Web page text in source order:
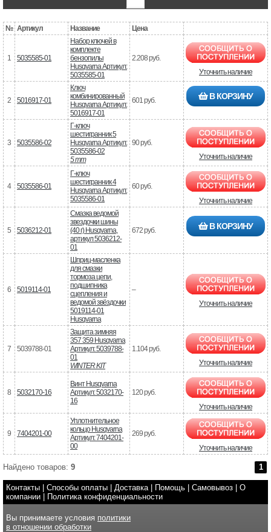
№ Артикул Название Цена
1 5035585-01
Набор ключей в
комплекте
бензопилы
Husqvarna Артикул:
5035585-01
2.208 руб.
Уточнить наличие
2 5016917-01
Ключ
комбинированный
Husqvarna Артикул:
5016917-01
601 руб. В КОРЗИНУ
3 5035586-02
Г-ключ
шестигранник 5
Husqvarna Артикул:
5035586-02
5 mm
90 руб.
Уточнить наличие
4 5035586-01
Г-ключ
шестигранник 4
Husqvarna Артикул:
5035586-01
60 руб.
Уточнить наличие
5 5036212-01
Смазка ведомой
звездочки шины
(40 г) Husqvarna,
артикул 5036212-
01
672 руб. В КОРЗИНУ
6 5019114-01
Шприц-масленка
для смазки
тормоза цепи,
подшипника
сцепления и
ведомой звёздочки
5019114-01
Husqvarna
–
Уточнить наличие
7 5039788-01
Защита зимняя
357 359 Husqvarna
Артикул: 5039788-
01
WINTER KIT
1.104 руб.
Уточнить наличие
8 5032170-16
Винт Husqvarna
Артикул: 5032170-
16
120 руб.
Уточнить наличие
9 7404201-00
Уплотнительное
кольцо Husqvarna
Артикул: 7404201-
00
269 руб.
Уточнить наличие
Найдено товаров: 9 1
Контакты Способы оплаты Доставка| Помощь Самовывоз
О
компании
Политика конфиденциальности
Вы принимаете условия политики
в отношении обработки